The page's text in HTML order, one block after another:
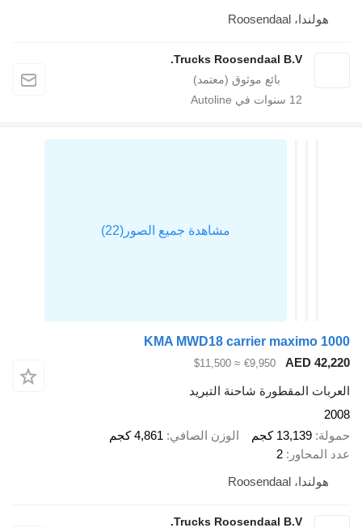
Trucks Roosendaal B.V.
سنوات في Autoline
KMA MWD18 carrier maximo
AED
€9,950
≈ $11,500
المقطورة شاحنة التبريد
13,139 كجم الوزن الصافي
4,861 كجم
2
Trucks Roosendaal B.V.